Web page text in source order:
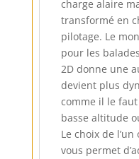
charge alaire
transformé en
pilotage. Le
pour les
2D donne une
devient plus
comme il le
basse altitude
Le choix de
vous permet